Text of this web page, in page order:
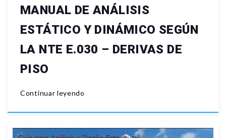
MANUAL DE ANÁLISIS
ESTÁTICO Y DINÁMICO SEGÚN
LA NTE E.030 – DERIVAS DE
PISO
Continuar leyendo